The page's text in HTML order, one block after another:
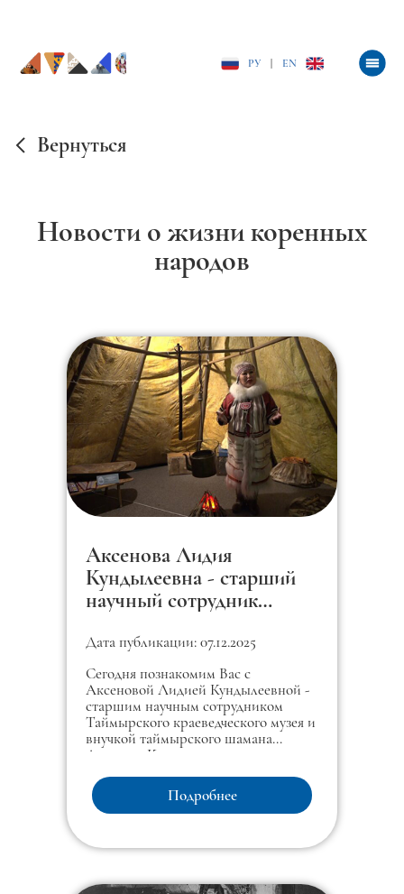
РУ EN
Вернуться
Новости о жизни коренных
народов
Аксенова Лидия
Кундылеевна - старший
научный сотрудник
краеведческого музея
Дата публикации: 07.12.2025
Сегодня познакомим Вас с
Аксеновой Лидией Кундылеевной -
старшим научным сотрудником
Таймырского краеведческого музея и
внучкой таймырского шамана
Демниме Костеркина.
Подробнее